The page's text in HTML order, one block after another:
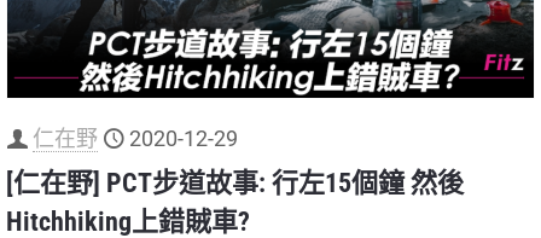
仁在野 2020-12-29
[仁在野] PCT步道故事: 行左15個鐘 然後
Hitchhiking上錯賊車?